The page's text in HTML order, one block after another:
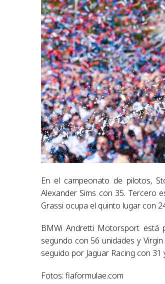
En el campeonato de pilotos,
Alexander Sims con 35. Tercero
Grassi ocupa el quinto lugar con
BMWi Andretti Motorsport está
segundo con 56 unidades y
seguido por Jaguar Racing con 31
Fotos: fiaformulae.com